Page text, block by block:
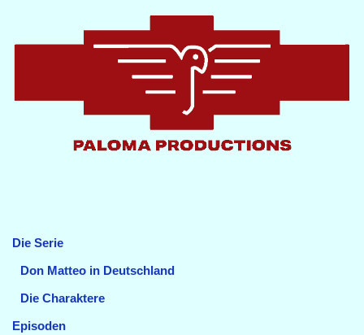
Die Serie
Don Matteo in Deutschland
Die Charaktere
Episoden